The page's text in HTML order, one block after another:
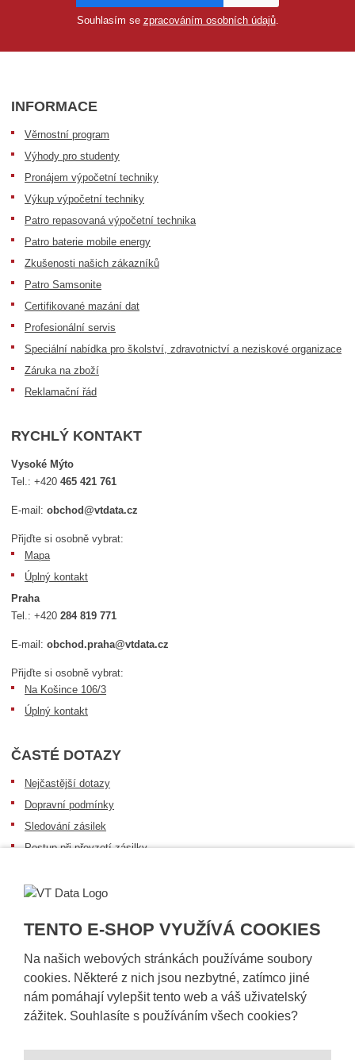
TENTO E-SHOP VYUŽÍVÁ COOKIES
Na našich webových stránkách používáme soubory
cookies. Některé z nich jsou nezbytné, zatímco jiné
nám pomáhají vylepšit tento web a váš uživatelský
zážitek. Souhlasíte s používáním všech cookies?
Souhlasím se zpracováním osobních údajů.
INFORMACE
Věrnostní program
Výhody pro studenty
Pronájem výpočetní techniky
Výkup výpočetní techniky
Patro repasovaná výpočetní technika
Patro baterie mobile energy
Zkušenosti našich zákazníků
Patro Samsonite
Certifikované mazání dat
Profesionální servis
Speciální nabídka pro školství, zdravotnictví a neziskové organizace
Záruka na zboží
Reklamační řád
RYCHLÝ KONTAKT
Vysoké Mýto
Tel.:+420465 421 761
E-mail:obchod@vtdata.cz
Přijďte si osobně vybrat:
Mapa
Úplný kontakt
Praha
Tel.:+420284 819 771
E-mail:obchod.praha@vtdata.cz
Přijďte si osobně vybrat:
Na Košince 106/3
Úplný kontakt
ČASTÉ DOTAZY
Nejčastější dotazy
Dopravní podmínky
Sledování zásilek
Postup při převzetí zásilky
Obecné informace